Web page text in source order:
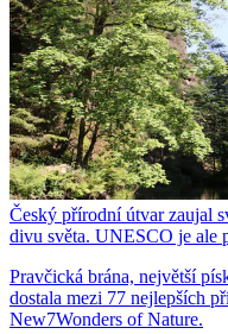
Český přírodní útvar zaujal
divu světa. UNESCO je ale
Pravčická brána, největší
dostala mezi 77 nejlepších
New7Wonders of Nature.